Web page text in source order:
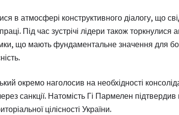
в атмосфері конструктивного діалогу, що
Під час зустрічі лідери також
що мають фундаментальне значення для
окремо наголосив на необхідності
санкції. Натомість Гі Пармелен
цілісності України.